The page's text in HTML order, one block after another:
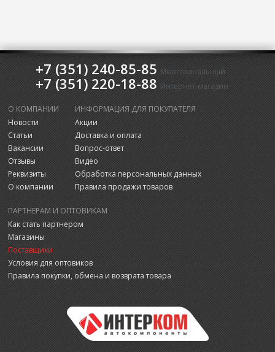
+7 (351) 240-85-85 Многоканальный
+7 (351) 220-18-88 Интернет-магазин
О КОМПАНИИ
Новости
Статьи
Вакансии
Отзывы
Реквизиты
О компании
ИНФОРМАЦИЯ ДЛЯ ПОКУПАТЕЛЯ
Акции
Доставка и оплата
Вопрос-ответ
Видео
Обработка персональных данных
Правила продажи товаров
ПАРТНЕРАМ И ОПТОВИКАМ
Как стать партнером
Магазины
Поставщики
Условия для оптовиков
Правила покупки, обмена и возврата товара